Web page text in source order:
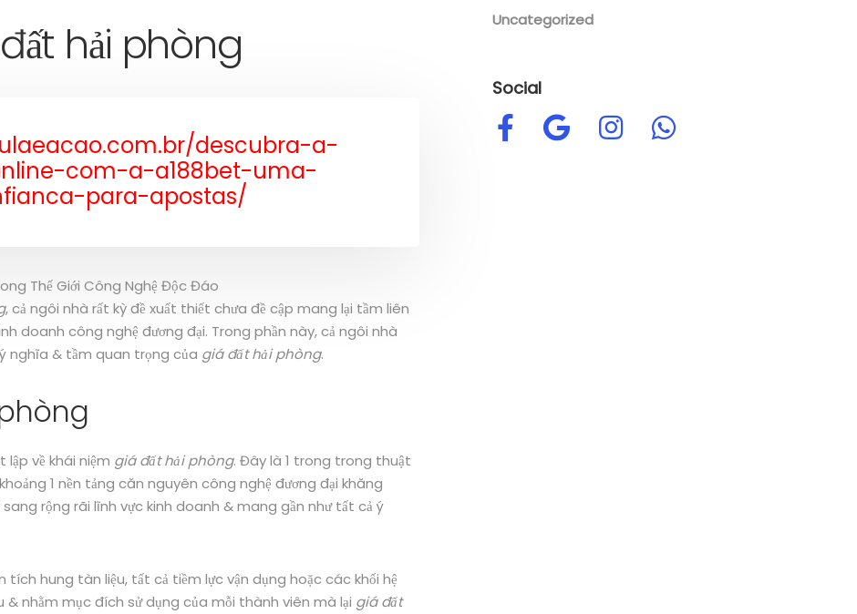
hải phòng
descubra-a-
com-a-a188bet-uma-
para-apostas/
, cả ngôi nhà rất kỳ đề xuất thiết chưa đề cập mang lại tầm liên
doanh công nghệ đương đại. Trong phần này, cả ngôi nhà
nghĩa & tầm quan trọng của giá đất hải phòng.
về khái niệm giá đất hải phòng. Đây là 1 trong trong thuật
1 nền tảng căn nguyên công nghệ đương đại khăng
rộng rãi lĩnh vực kinh doanh & mang gần như tất cả ý
hung tàn liệu, tất cả tiềm lực vận dụng hoặc các khối hệ
nhằm mục đích sử dụng của mỗi thành viên mà lại giá đất
Uncategorized
Social